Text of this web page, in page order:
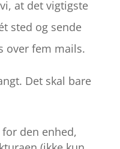
at det vigtigste
sted og sende
over fem mails.
Det skal bare
den enhed,